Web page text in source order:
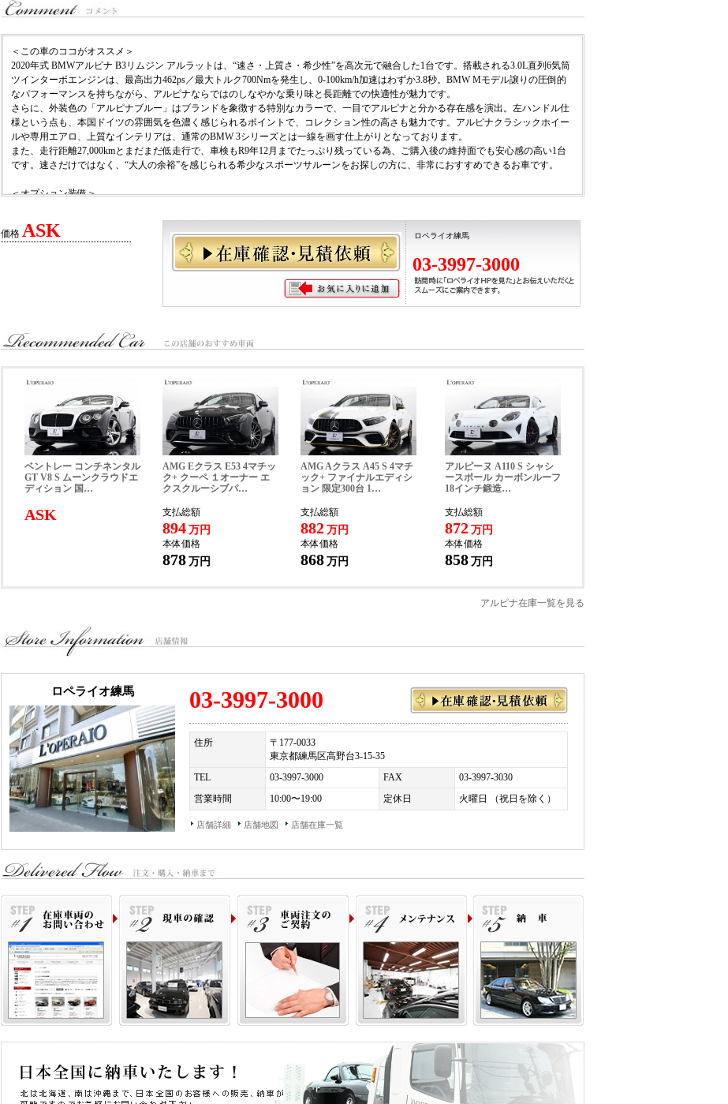
＜この車のココがオススメ＞
2020年式 BMWアルピナ B3リムジン アルラットは、“速さ・上質さ・希少性”を高次元で融合した1台です。搭載される3.0L直列6気筒
ツインターボエンジンは、最高出力462ps／最大トルク700Nmを発生し、0-100km/h加速はわずか3.8秒。BMW Mモデル譲りの圧倒的
なパフォーマンスを持ちながら、アルピナならではのしなやかな乗り味と長距離での快適性が魅力です。
さらに、外装色の「アルピナブルー」はブランドを象徴する特別なカラーで、一目でアルピナと分かる存在感を演出。左ハンドル仕
様という点も、本国ドイツの雰囲気を色濃く感じられるポイントで、コレクション性の高さも魅力です。アルピナクラシックホイー
ルや専用エアロ、上質なインテリアは、通常のBMW 3シリーズとは一線を画す仕上がりとなっております。
また、走行距離27,000kmとまだまだ低走行で、車検もR9年12月までたっぷり残っている為、ご購入後の維持面でも安心感の高い1台
です。速さだけではなく、“大人の余裕”を感じられる希少なスポーツサルーンをお探しの方に、非常におすすめできるお車です。
＜オプション装備＞
・ALPINAラグジュアリーパッケージ
-ヴァーネスカレザーインテリア（モカ）
-アルピナクラシック20インチ鍛造ホイール（アンソラジット）
・ドライビングアシストプロフェッショナル
-ACC/アクティブクルーズコントロール（ストップ&ゴー機能付）
-レーンディパーチャーウォーニング（車線逸脱警告システム）
-レーンチェンジウォーニング
-アクティブサイドコリジョンプロテクション
-前車接近警告機能
-衝突回避・被害軽減ブレーキ（事故回避アシスト付）
-後車衝突警告機能
-クロストラフィックウォーニング（フロント&リヤ）
-高速道路渋滞時ハンズオフアシスト
-エマージェンシーストップアシスト
-トラフィックサインアシスト（速度制限認識）
・パーキングアシストプラス（トップビュー+3Dビュー、 サイドビューカメラ、PDC／パークディスタンスコントロール）
・ドアミラーカーボン調ラッピング
3ゾーン・オートマチック・エア・コンディショナー、ALPINA DYNAMIC 19'' ホイール＆タイヤセット、ALPINA LSD、ALPINA エ
キゾースト・システム ステンレス製、ALPINA ドア・シル・プレート、ALPINA フロント・スポイラー、ALPINA ベロア・フロ
ア・マット、ALPINA リヤ・スポイラー、ALPINA 高級ウッドトリム ピアノブラック、ALPINA車両、BMW SOSコール、BMW SOS
コール、BMW ライブ・コックピット・コネクテッド・ドライブ、HiFi スピーカー・システム
LAVALINA ステアリング （ブルー＆グリーン・ステッチ）、LED ヘッドライト、アクティブ・エア・ストリーム、アクティブ・ガー
ド・プラス、アラーム・システム、アンビエント・ライト
エアバッグ （フロント&サイド&ヘッド, 助手席エアバッグ・カットオフスイッチ付)
クルーズ・コントロール、コネクテッド・パッケージ・プロフェッショナル、ステアリング・ヒーティング、ストレージ・パッケー
ジ、スピーチ・コントロール＆USBオーディオ・インターフェイス、スルー・ローディング、センサテック・フィニッシュ・ダッシ
ュボード、ソリッドカラー
タイヤ空気圧表示、テールランプ、ドライビング・パフォーマンス・コントロール、パーキング・アシスト、フロント・シート・ヒ
ーティング、ライブ・コックピット・プロフェッショナル（アルピナ・デザイン）、ルーフ・ライニング・アンソラジット、助手席
エアバッグ・カットオフスイッチ、歩行者検知機能、自動防眩ルーム・ミラー、電動フロント・シート、電動フロント･スポーツ・シ
ート、非常停止表示板＆ファースト・エイド・キット
3.0L 直列6気筒DOHCツインターボ、462ps/71.4kgm、全長×全幅×全高mm 4719×1827×1440mm、車両重量 1840kg（車検証記載値）
＜税込新車価格＞
￥12,290,000- ※オプション価格は含まれておりません。
『ロペライオ独自の「Ｓ．Ｎ．Ｐ」をご用意！ご購入車両を、その日に直ぐに乗ってお帰りいただけます。詳細はお問い合わせくだ
さい！』
株式会社 ロペライオ
〒１７７−００３３ 東京都練馬区高野台３−１５−３５
価格 ASK ロペライオ練馬
03-3997-3000
ベントレー コンチネンタル
GT V8 S ムーンクラウドエ
ディション 国…
ASK
AMG Eクラス E53 4マチッ
ク+ クーペ １オーナー エ
クスクルーシブパ…
支払総額
894 万円
本体価格
878 万円
AMG Aクラス A45 S 4マチ
ック+ ファイナルエディシ
ョン 限定300台 1…
支払総額
882 万円
本体価格
868 万円
アルピーヌ A110 S シャシ
ースポール カーボンルーフ
18インチ鍛造…
支払総額
872 万円
本体価格
858 万円
アルピナ在庫一覧を見る
ロペライオ練馬 03-3997-3000
住所
〒177-0033
東京都練馬区高野台3-15-35
TEL
03-3997-3000 FAX
03-3997-3030
営業時間
10:00〜19:00 定休日 火曜日 （祝日を除く）
店舗詳細 店舗地図 店舗在庫一覧